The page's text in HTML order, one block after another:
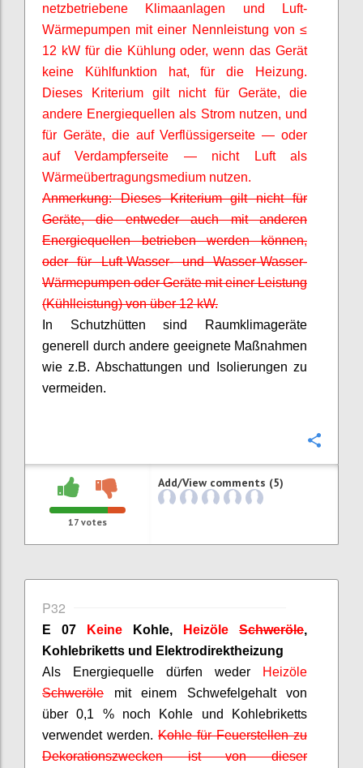
netzbetriebene Klimaanlagen und Luft-
Wärmepumpen mit einer Nennleistung von ≤
12 kW für die Kühlung oder, wenn das Gerät
keine Kühlfunktion hat, für die Heizung.
Dieses Kriterium gilt nicht für Geräte, die
andere Energiequellen als Strom nutzen, und
für Geräte, die aufVerflüssigerseite — oder
aufVerdampferseite — nicht Luft als
Wärmeübertragungsmedium nutzen.
Anmerkung: Dieses Kriterium gilt nicht für
Geräte, die entweder auch mit anderen
Energiequellen betrieben werden können,
oder für Luft-Wasser- und Wasser-Wasser-
Wärmepumpen oder Geräte mit einer Leistung
(Kühlleistung) von über 12 kW.
In Schutzhütten sind Raumklimageräte
generell durch andere geeignete Maßnahmen
wie z.B. Abschattungen und Isolierungen zu
vermeiden.
17 votes
Add/View comments (5)
P32
E 07 Keine Kohle, Heizöle Schweröle,
Kohlebriketts und Elektrodirektheizung
Als Energiequelle dürfen weder
Heizöle
Schweröle mit einem Schwefelgehalt von
über 0,1 % noch Kohle und Kohlebriketts
verwendet werden. Kohle für Feuerstellen zu
Dekorationszwecken ist von dieser